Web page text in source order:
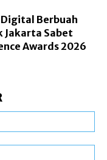
Berbuah
Jakarta Sabet
Awards 2026